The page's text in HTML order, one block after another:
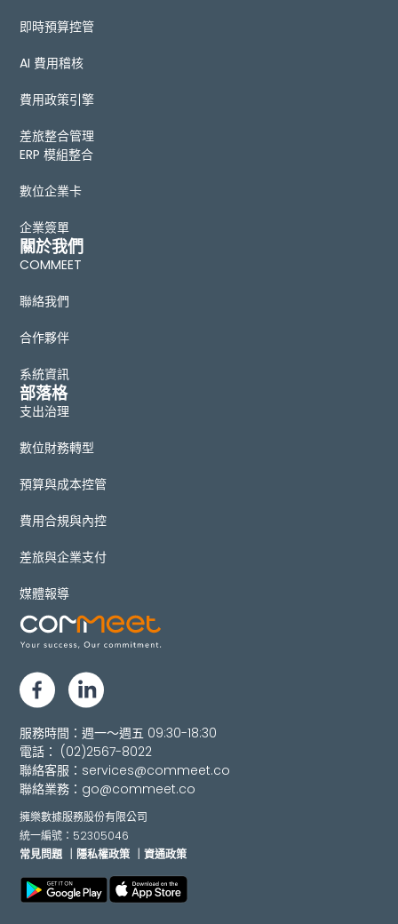
即時預算控管
AI 費用稽核
費用政策引擎
差旅整合管理
ERP 模組整合
數位企業卡
企業簽單
關於我們
COMMEET
聯絡我們
合作夥伴
系統資訊
部落格
支出治理
數位財務轉型
預算與成本控管
費用合規與內控
差旅與企業支付
媒體報導
服務時間：週一～週五 09:30-18:30
電話： (02)2567-8022
聯絡客服： services@commeet.co
聯絡業務： go@commeet.co
擁樂數據服務股份有限公司
統一編號：52305046
常見問題
｜隱私權政策 ｜資通政策